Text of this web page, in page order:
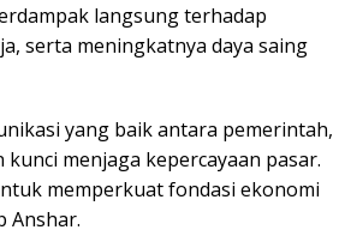
langsung terhadap
serta meningkatnya daya saing
yang baik antara pemerintah,
menjaga kepercayaan pasar.
memperkuat fondasi ekonomi
Anshar.